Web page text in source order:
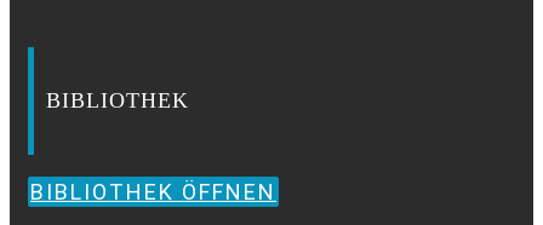
BIBLIOTHEK
BIBLIOTHEK ÖFFNEN